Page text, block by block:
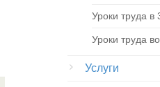
Уроки труда в
Уроки труда
Услуги